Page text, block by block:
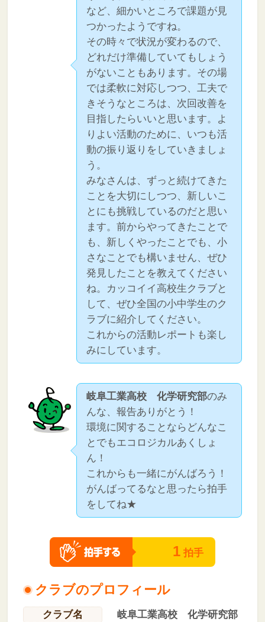
など、細かいところで課題が見
つかったようですね。
その時々で状況が変わるので、
どれだけ準備していてもしょう
がないこともあります。その場
では柔軟に対応しつつ、工夫で
きそうなところは、次回改善を
目指したらいいと思います。よ
りよい活動のために、いつも活
動の振り返りをしていきましょ
う。
みなさんは、ずっと続けてきた
ことを大切にしつつ、新しいこ
とにも挑戦しているのだと思い
ます。前からやってきたことで
も、新しくやったことでも、小
さなことでも構いません、ぜひ
発見したことを教えてください
ね。カッコイイ高校生クラブと
して、ぜひ全国の小中学生のク
ラブに紹介してください。
これからの活動レポートも楽し
みにしています。
岐阜工業高校 化学研究部のみ
んな、報告ありがとう！
環境に関することならどんなこ
とでもエコロジカルあくしょ
ん！
これからも一緒にがんばろう！
がんばってるなと思ったら拍手
をしてね★
1 拍手
クラブのプロフィール
クラブ名
岐阜工業高校 化学研究部